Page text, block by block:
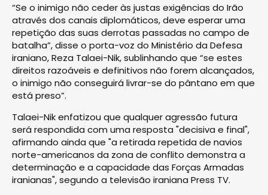
“Se o inimigo não ceder às justas exigências do Irão
através dos canais diplomáticos, deve esperar uma
repetição das suas derrotas passadas no campo de
batalha”, disse o porta-voz do Ministério da Defesa
iraniano, Reza Talaei-Nik, sublinhando que “se estes
direitos razoáveis e definitivos não forem alcançados,
o inimigo não conseguirá livrar-se do pântano em que
está preso”.
Talaei-Nik enfatizou que qualquer agressão futura
será respondida com uma resposta "decisiva e final",
afirmando ainda que "a retirada repetida de navios
norte-americanos da zona de conflito demonstra a
determinação e a capacidade das Forças Armadas
iranianas", segundo a televisão iraniana Press TV.